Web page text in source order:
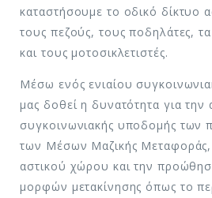
καταστήσουμε το οδικό δίκτυο
τους πεζούς, τους ποδηλάτες,
και τους μοτοσικλετιστές.
Μέσω ενός ενιαίου
μας δοθεί η δυνατότητα για την
συγκοινωνιακής υποδομής των
των Μέσων Μαζικής Μεταφοράς,
αστικού χώρου και την
μορφών μετακίνησης όπως το